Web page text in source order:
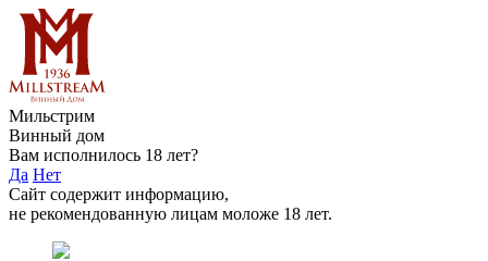
Мильстрим
Винный дом
Вам исполнилось 18 лет?
Да Нет
Сайт содержит информацию,
не рекомендованную лицам моложе 18 лет.